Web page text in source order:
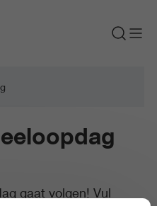
gaat volgen! Vul